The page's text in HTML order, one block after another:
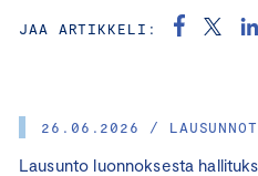
26.06.2026 / LAUSUNNOT
Lausunto luonnoksesta
JAA ARTIKKELI: